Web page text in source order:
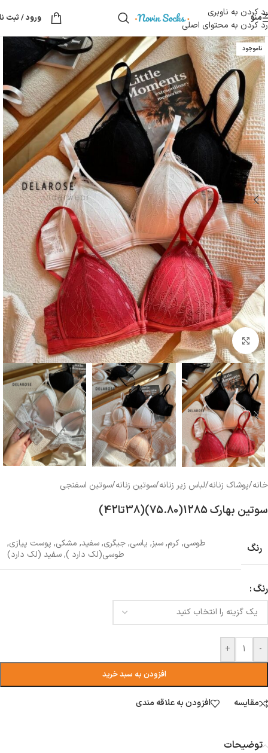
رد کردن به ناوبری
رد کردن به محتوای اصلی
منو ورود / ثبت
ناموجود
بزرگنمایی تصویر
خانه/پوشاک زنانه/لباس زیر زنانه/سوتین زنانه/سوتین اسفنجی
سوتین بهارک 1285(75.80)(38تا42)
رنگ طوسی,کرم,سبز, یاسی,جیگری,سفید, مشکی, پوست پیازی,
طوسی(لک دارد ),سفید (لک دارد)
رنگ
-
+
افزودن به سبد خرید
مقایسه افزودن به علاقه مندی
توضیحات